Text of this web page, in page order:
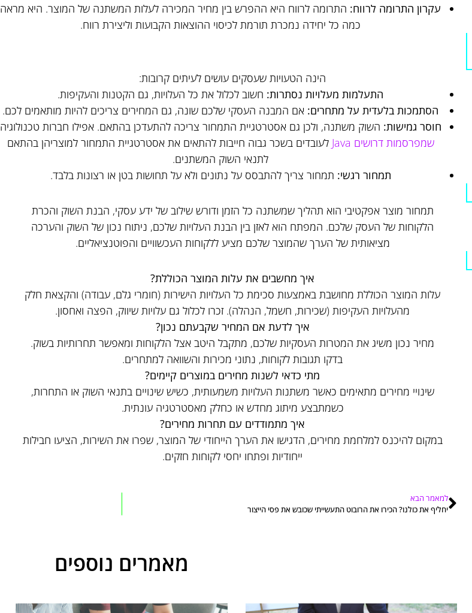
עקרון התרומה לרווח: התרומה לרווח היא ההפרש בין מחיר המכירה לעלות המשתנה של המוצר. היא מראה
כמה כל יחידה נמכרת תורמת לכיסוי ההוצאות הקבועות וליצירת רווח.
הינה הטעויות שעסקים עושים לעיתים קרובות:
התעלמות מעלויות נסתרות: חשוב לכלול את כל העלויות, גם הקטנות והעקיפות.
הסתמכות בלעדית על מתחרים: אם המבנה העסקי שלכם שונה, גם המחירים צריכים להיות מותאמים לכם.
חוסר גמישות: השוק משתנה, ולכן גם אסטרטגיית התמחור צריכה להתעדכן בהתאם. אפילו חברות טכנולוגיה
שמפרסמות דרושים Java
לעובדים בשכר גבוה חייבות להתאים את אסטרטגיית התמחור למוצריהן בהתאם
לתנאי השוק המשתנים.
תמחור רגשי: תמחור צריך להתבסס על נתונים ולא על תחושות בטן או רצונות בלבד.
תמחור מוצר אפקטיבי הוא תהליך שמשתנה כל הזמן ודורש שילוב של ידע עסקי, הבנת השוק והכרת
הלקוחות של העסק שלכם. המפתח הוא לאזן בין הבנת העלויות שלכם, ניתוח נכון של השוק והערכה
מציאותית של הערך שהמוצר שלכם מציע ללקוחות העכשוויים והפוטנציאליים.
איך מחשבים את עלות המוצר הכוללת?
עלות המוצר הכוללת מחושבת באמצעות סכימת כל העלויות הישירות (חומרי גלם, עבודה) והקצאת חלק
מהעלויות העקיפות (שכירות, חשמל, הנהלה). זכרו לכלול גם עלויות שיווק, הפצה ואחסון.
איך לדעת אם המחיר שקבעתם נכון?
מחיר נכון משיג את המטרות העסקיות שלכם, מתקבל היטב אצל הלקוחות ומאפשר תחרותיות בשוק.
בדקו תגובות לקוחות, נתוני מכירות והשוואה למתחרים.
מתי כדאי לשנות מחירים במוצרים קיימים?
שינויי מחירים מתאימים כאשר משתנות העלויות משמעותית, כשיש שינויים בתנאי השוק או התחרות,
כשמתבצע מיתוג מחדש או כחלק מאסטרטגיה עונתית.
איך מתמודדים עם תחרות מחירים?
במקום להיכנס למלחמת מחירים, הדגישו את הערך הייחודי של המוצר, שפרו את השירות, הציעו חבילות
ייחודיות ופתחו יחסי לקוחות חזקים.
למאמר הבא
יחליף את כולנו? הכירו את הרובוט התעשייתי שכובש את פסי הייצור
מאמרים נוספים